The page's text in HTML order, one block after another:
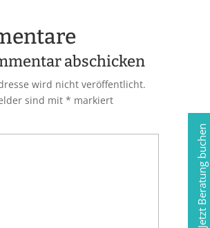
abschicken
wird nicht veröffentlicht.
sind mit * markiert
Jetzt Beratung buchen